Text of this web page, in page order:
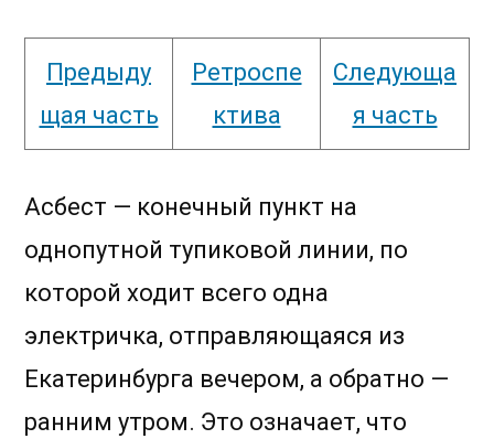
Предыду
щая часть
Ретроспе
ктива
Следующа
я часть
Асбест — конечный пункт на
однопутной тупиковой линии, по
которой ходит всего одна
электричка, отправляющаяся из
Екатеринбурга вечером, а обратно —
ранним утром. Это означает, что